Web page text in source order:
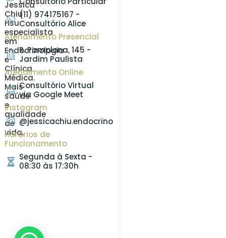
Jessica
Chiu
Hsu
especialista
em
Endocrinologia
e
Clínica
Médica.
Mais
saúde
e
qualidade
de
vida.
(11) 974175167 -
Consultório Alice
Atendimento Presencial
R. Pamplona, 145 -
Jardim Paulista
Atendimento Online
Consultório Virtual
via Google Meet
Instagram
@jessicachiu.endocrino
Horários de
Funcionamento
Segunda à Sexta -
08:30 às 17:30h